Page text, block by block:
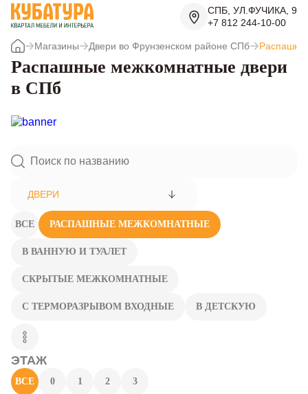
СПБ, УЛ.ФУЧИКА, 9
+7 812 244-10-00
Магазины Двери во Фрунзенском районе СПб
Распашные межкомнатные двери
в СПб
ДВЕРИ
ВСЕ РАСПАШНЫЕ МЕЖКОМНАТНЫЕ
В ВАННУЮ И ТУАЛЕТ
СКРЫТЫЕ МЕЖКОМНАТНЫЕ
С ТЕРМОРАЗРЫВОМ ВХОДНЫЕ В ДЕТСКУЮ
ЭТАЖ
ВСЕ 0 1 2 3